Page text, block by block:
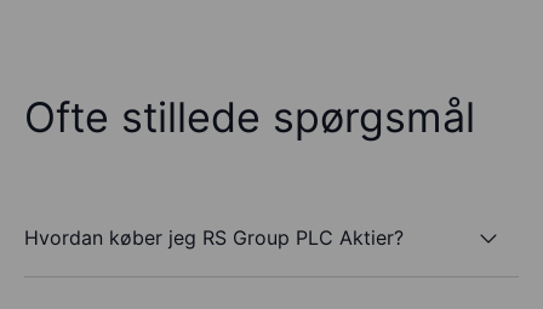
Ofte stillede spørgsmål
Hvordan køber jeg RS Group PLC Aktier?